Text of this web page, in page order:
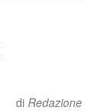
di Redazione